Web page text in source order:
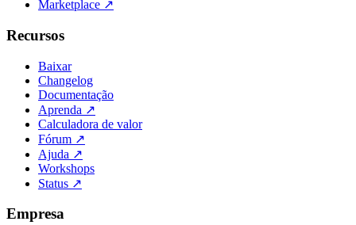
Marketplace ↗
Recursos
Baixar
Changelog
Documentação
Aprenda ↗
Calculadora de valor
Fórum ↗
Ajuda ↗
Workshops
Status ↗
Empresa